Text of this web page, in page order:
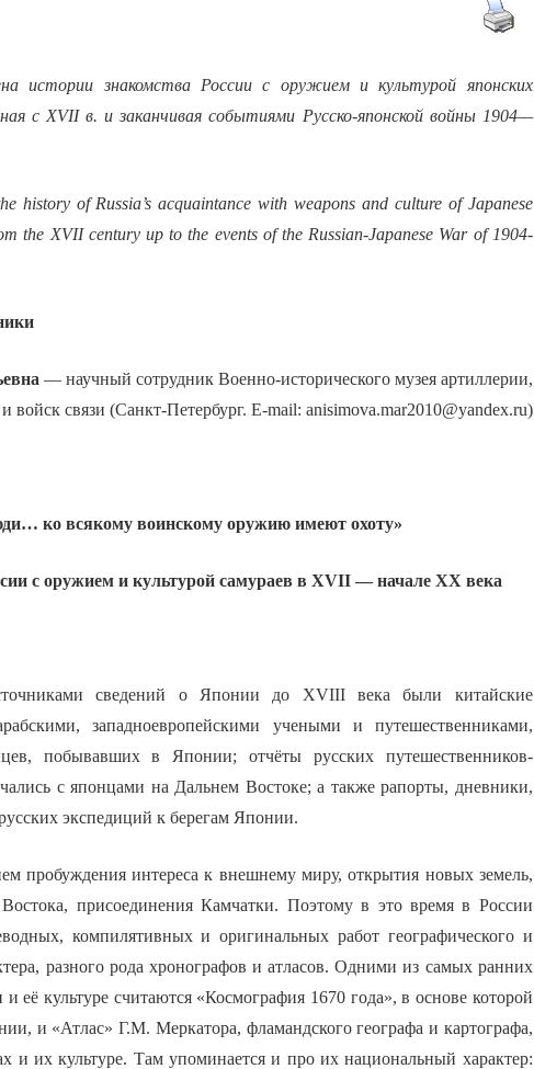
истории знакомства России с оружием и культурой японских
с XVII в. и заканчивая событиями Русско-японской войны 1904—
history of Russia’s acquaintance with weapons and culture of Japanese
the XVII century up to the events of the Russian-Japanese War of 1904-
— научный сотрудник Военно-исторического музея артиллерии,
войск связи (Санкт-Петербург. Е-mail: anisimova.mar2010@yandex.ru)
ко всякому воинскому оружию имеют охоту»
с оружием и культурой самураев вXVII — началеXX века
сведений о Японии до XVIII века были китайские
западноевропейскими учеными и путешественниками,
побывавших в Японии; отчёты русских путешественников-
с японцами на Дальнем Востоке; а также рапорты, дневники,
экспедиций к берегам Японии.
пробуждения интереса к внешнему миру, открытия новых земель,
присоединения Камчатки. Поэтому в это время в России
компилятивных и оригинальных работ географического и
разного рода хронографов и атласов. Одними из самых ранних
её культуре считаются «Космография 1670 года», в основе которой
и «Атлас» Г.М. Меркатора, фламандского географа и картографа,
и их культуре. Там упоминается и про их национальный характер: